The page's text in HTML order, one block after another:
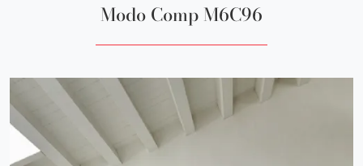
Modo Comp M6C96